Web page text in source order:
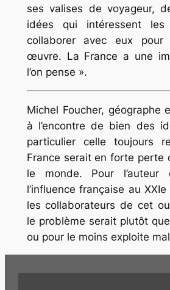
ses valises de voyageur,
idées qui intéressent
collaborer avec eux
œuvre. La France a une
l’on pense ».
Michel Foucher, géographe
à l’encontre de bien des
particulier celle toujours
France serait en forte perte
le monde. Pour l’auteur
l’influence française au
les collaborateurs de cet
le problème serait plutôt
ou pour le moins exploite